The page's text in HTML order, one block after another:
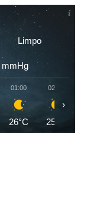
Limpo
mmHg
01:00
26°C
02:00
25°C
›